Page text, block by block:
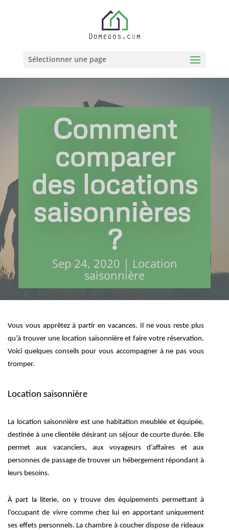
Sélectionner une page
Comment
comparer
des locations
saisonnières
?
Sep 24, 2020 | Location
saisonnière
Vous vous apprêtez à partir en vacances. Il ne vous reste plus
qu’à trouver une location saisonnière et faire votre réservation.
Voici quelques conseils pour vous accompagner à ne pas vous
tromper.
Location saisonnière
La location saisonnière est une habitation meublée et équipée,
destinée à une clientèle désirant un séjour de courte durée. Elle
permet aux vacanciers, aux voyageurs d’affaires et aux
personnes de passage de trouver un hébergement répondant à
leurs besoins.
À part la literie, on y trouve des équipements permettant à
l’occupant de vivre comme chez lui en apportant uniquement
ses effets personnels. La chambre à coucher dispose de rideaux